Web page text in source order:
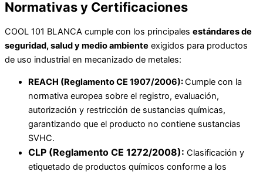
Normativas y Certificaciones
COOL 101 BLANCA cumple con los principales estándares de
seguridad, salud y medio ambiente exigidos para productos
de uso industrial en mecanizado de metales:
REACH (Reglamento CE 1907/2006):Cumple con la
normativa europea sobre el registro, evaluación,
autorización y restricción de sustancias químicas,
garantizando que el producto no contiene sustancias
SVHC.
CLP (Reglamento CE 1272/2008): Clasificación y
etiquetado de productos químicos conforme a los